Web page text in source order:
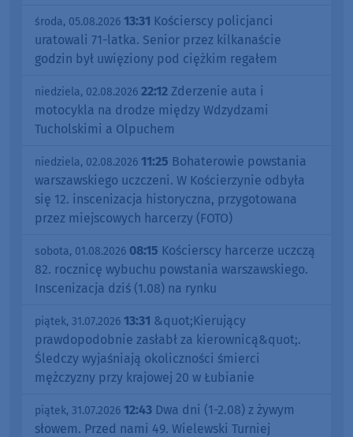
środa, 05.08.2026 13:31 Kościerscy policjanci
uratowali 71-latka. Senior przez kilkanaście
godzin był uwięziony pod ciężkim regałem
niedziela, 02.08.2026 22:12 Zderzenie auta i
motocykla na drodze między Wdzydzami
Tucholskimi a Olpuchem
niedziela, 02.08.2026 11:25 Bohaterowie powstania
warszawskiego uczczeni. W Kościerzynie odbyła
się 12. inscenizacja historyczna, przygotowana
przez miejscowych harcerzy (FOTO)
sobota, 01.08.2026 08:15 Kościerscy harcerze uczczą
82. rocznicę wybuchu powstania warszawskiego.
Inscenizacja dziś (1.08) na rynku
piątek, 31.07.2026 13:31 &quot;Kierujący
prawdopodobnie zasłabł za kierownicą&quot;.
Śledczy wyjaśniają okoliczności śmierci
mężczyzny przy krajowej 20 w Łubianie
piątek, 31.07.2026 12:43 Dwa dni (1-2.08) z żywym
słowem. Przed nami 49. Wielewski Turniej